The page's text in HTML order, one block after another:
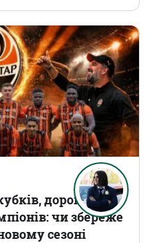
дорогі
чи збереже
сезоні